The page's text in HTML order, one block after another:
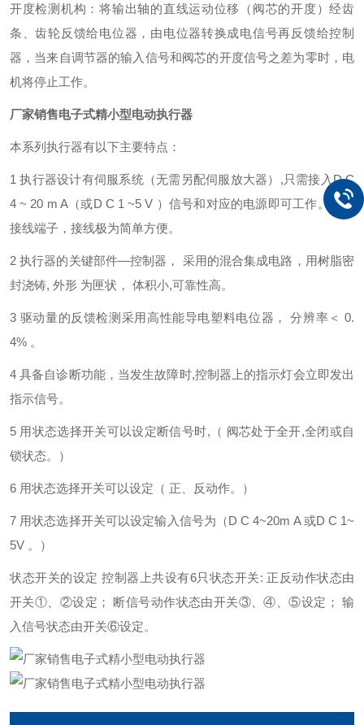
开度检测机构：将输出轴的直线运动位移（阀芯的开度）经齿
条、齿轮反馈给电位器，由电位器转换成电信号再反馈给控制
器，当来自调节器的输入信号和阀芯的开度信号之差为零时，电
机将停止工作。
厂家销售电子式精小型电动执行器
本系列执行器有以下主要特点：
1 执行器设计有伺服系统（无需另配伺服放大器）,只需接入D C
4 ~ 20 m A（或D C 1 ~5 V ）信号和对应的电源即可工作。内设
接线端子，接线极为简单方便。
2 执行器的关键部件—控制器， 采用的混合集成电路，用树脂密
封浇铸, 外形 为匣状， 体积小,可靠性高。
3 驱动量的反馈检测采用高性能导电塑料电位器， 分辨率＜ 0.
4% 。
4 具备自诊断功能，当发生故障时,控制器上的指示灯会立即发出
指示信号。
5 用状态选择开关可以设定断信号时,（ 阀芯处于全开,全闭或自
锁状态。）
6 用状态选择开关可以设定（ 正、反动作。）
7 用状态选择开关可以设定输入信号为（D C 4~20m A 或D C 1~
5V 。）
状态开关的设定 控制器上共设有6只状态开关: 正反动作状态由
开关①、②设定； 断信号动作状态由开关③、④、⑤设定； 输
入信号状态由开关⑥设定。